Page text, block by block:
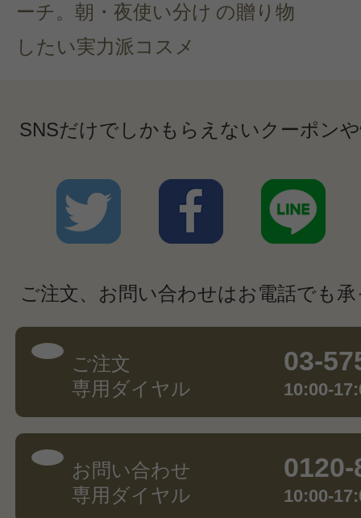
ーチ。朝・夜使い分け
したい実力派コスメ
の贈り物
SNSだけでしかもらえないクーポン
ご注文、お問い合わせはお電話でも
ご注文
専用ダイヤル
03-
10:00-
お問い合わせ
専用ダイヤル
10:00-